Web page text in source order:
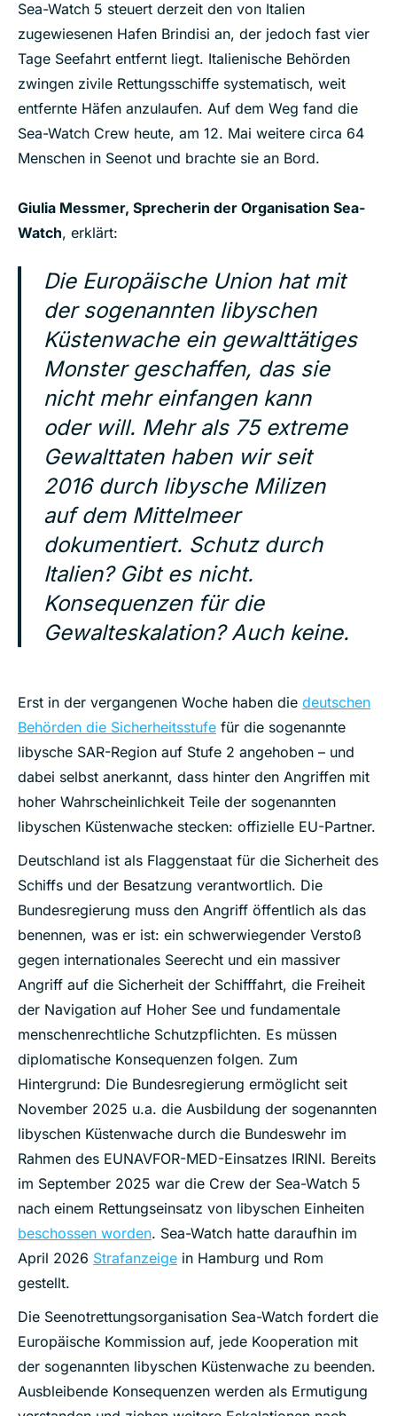
Sea-Watch 5 steuert derzeit den von Italien
zugewiesenen Hafen Brindisi an, der jedoch fast vier
Tage Seefahrt entfernt liegt. Italienische Behörden
zwingen zivile Rettungsschiffe systematisch, weit
entfernte Häfen anzulaufen. Auf dem Weg fand die
Sea-Watch Crew heute, am 12. Mai weitere circa 64
Menschen in Seenot und brachte sie an Bord.
Giulia Messmer, Sprecherin der Organisation Sea-
Watch, erklärt:
Die Europäische Union hat mit
der sogenannten libyschen
Küstenwache ein gewalttätiges
Monster geschaffen, das sie
nicht mehr einfangen kann
oder will. Mehr als 75 extreme
Gewalttaten haben wir seit
2016 durch libysche Milizen
auf dem Mittelmeer
dokumentiert. Schutz durch
Italien? Gibt es nicht.
Konsequenzen für die
Gewalteskalation? Auch keine.
Erst in der vergangenen Woche haben die deutschen
Behörden die Sicherheitsstufe für die sogenannte
libysche SAR-Region auf Stufe 2 angehoben – und
dabei selbst anerkannt, dass hinter den Angriffen mit
hoher Wahrscheinlichkeit Teile der sogenannten
libyschen Küstenwache stecken: offizielle EU-Partner.
Deutschland ist als Flaggenstaat für die Sicherheit des
Schiffs und der Besatzung verantwortlich. Die
Bundesregierung muss den Angriff öffentlich als das
benennen, was er ist: ein schwerwiegender Verstoß
gegen internationales Seerecht und ein massiver
Angriff auf die Sicherheit der Schifffahrt, die Freiheit
der Navigation auf Hoher See und fundamentale
menschenrechtliche Schutzpflichten. Es müssen
diplomatische Konsequenzen folgen. Zum
Hintergrund: Die Bundesregierung ermöglicht seit
November 2025 u.a. die Ausbildung der sogenannten
libyschen Küstenwache durch die Bundeswehr im
Rahmen des EUNAVFOR-MED-Einsatzes IRINI. Bereits
im September 2025 war die Crew der Sea-Watch 5
nach einem Rettungseinsatz von libyschen Einheiten
beschossen worden. Sea-Watch hatte daraufhin im
April 2026 Strafanzeige in Hamburg und Rom
gestellt.
Die Seenotrettungsorganisation Sea-Watch fordert die
Europäische Kommission auf, jede Kooperation mit
der sogenannten libyschen Küstenwache zu beenden.
Ausbleibende Konsequenzen werden als Ermutigung